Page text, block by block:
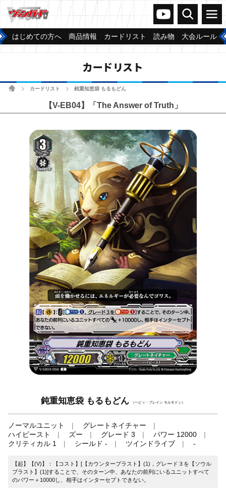
ヴァンガードch
検索 メニュー
はじめての方へ 商品情報 カードリスト 読み物 大会ルール
カードリスト
ホームカードリスト 鈍重知恵袋 もるもどん
【V-EB04】「The Answer of Truth」
鈍重知恵袋 もるもどん （ヘビィ・ブレイン モルモドン）
ノーマルユニット
グレートネイチャー
ハイビースト
ズー グレード 3
パワー 12000
クリティカル 1
シールド - ツインドライブ -
【起】【(V)】：【コスト】[【カウンターブラスト】(1)，グレード３を【ソウル
ブラスト】(1)]することで、そのターン中、あなたの前列にいるユニットすべて
のパワー＋10000し、相手はインターセプトできない。